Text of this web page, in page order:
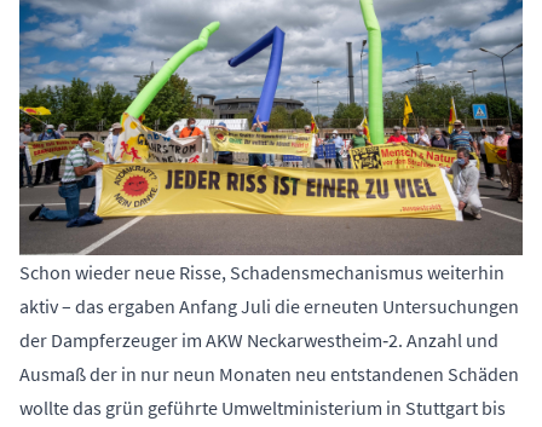
Schon wieder neue Risse, Schadensmechanismus weiterhin
aktiv – das ergaben Anfang Juli die erneuten Untersuchungen
der Dampferzeuger im AKW Neckarwestheim‑2. Anzahl und
Ausmaß der in nur neun Monaten neu entstandenen Schäden
wollte das grün geführte Umweltministerium in Stuttgart bis